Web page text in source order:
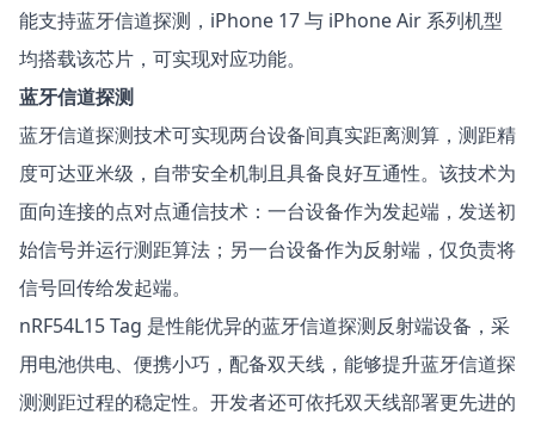
能支持蓝牙信道探测，iPhone 17 与 iPhone Air 系列机型
均搭载该芯片，可实现对应功能。
蓝牙信道探测
蓝牙信道探测技术可实现两台设备间真实距离测算，测距精
度可达亚米级，自带安全机制且具备良好互通性。该技术为
面向连接的点对点通信技术：一台设备作为发起端，发送初
始信号并运行测距算法；另一台设备作为反射端，仅负责将
信号回传给发起端。
nRF54L15 Tag 是性能优异的蓝牙信道探测反射端设备 ，采
用电池供电、便携小巧，配备双天线，能够提升蓝牙信道探
测测距过程的稳定性。开发者还可依托双天线部署更先进的